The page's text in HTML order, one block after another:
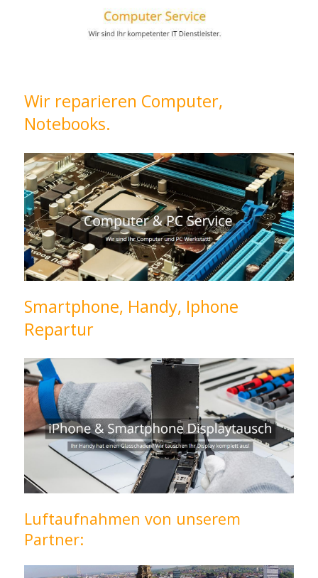
Wir reparieren Computer,
Notebooks.
Smartphone, Handy, Iphone
Repartur
Luftaufnahmen von unserem
Partner: